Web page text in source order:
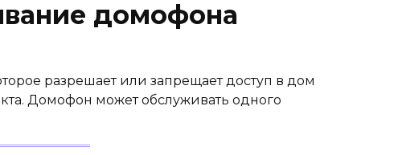
домофона
разрешает или запрещает доступ в дом
Домофон может обслуживать одного